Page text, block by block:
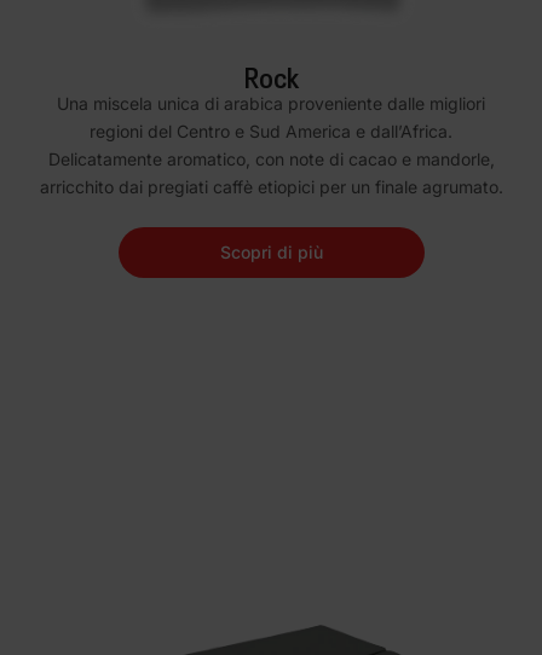
Rock
Una miscela unica di arabica proveniente dalle migliori
regioni del Centro e Sud America e dall’Africa.
Delicatamente aromatico, con note di cacao e mandorle,
arricchito dai pregiati caffè etiopici per un finale agrumato.
Scopri di più